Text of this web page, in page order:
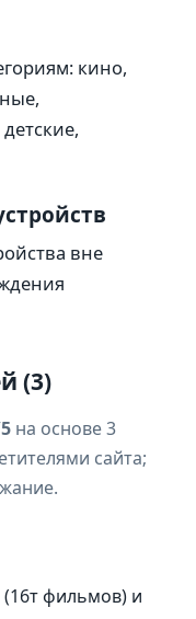
кино,
вне
(3)
на основе 3
сайта;
фильмов) и